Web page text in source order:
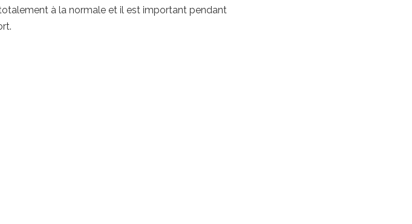
à la normale et il est important pendant